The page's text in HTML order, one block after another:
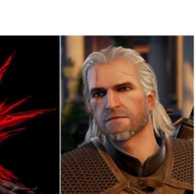
a
b
r
i
d
e
2
0
2